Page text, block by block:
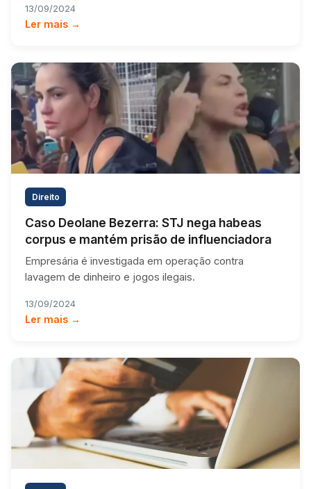
13/09/2024
Ler mais →
Direito
Caso Deolane Bezerra: STJ nega habeas
corpus e mantém prisão de influenciadora
Empresária é investigada em operação contra
lavagem de dinheiro e jogos ilegais.
13/09/2024
Ler mais →